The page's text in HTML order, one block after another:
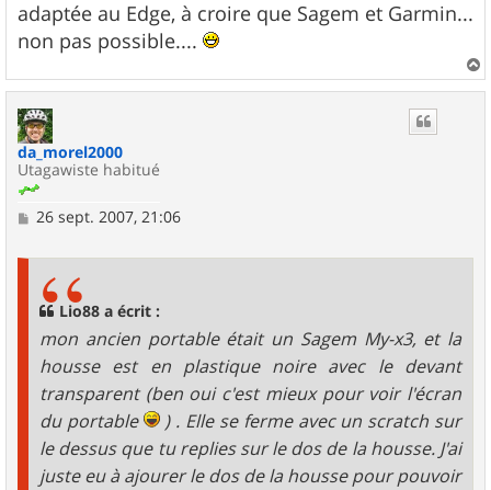
adaptée au Edge, à croire que Sagem et Garmin...
non pas possible....
a
da_morel2000
Utagawiste habitué
M
26 sept. 2007, 21:06
Lio88 a écrit :
mon ancien portable était un Sagem My-x3, et la
housse est en plastique noire avec le devant
transparent (ben oui c'est mieux pour voir l'écran
du portable
) . Elle se ferme avec un scratch sur
le dessus que tu replies sur le dos de la housse. J'ai
juste eu à ajourer le dos de la housse pour pouvoir